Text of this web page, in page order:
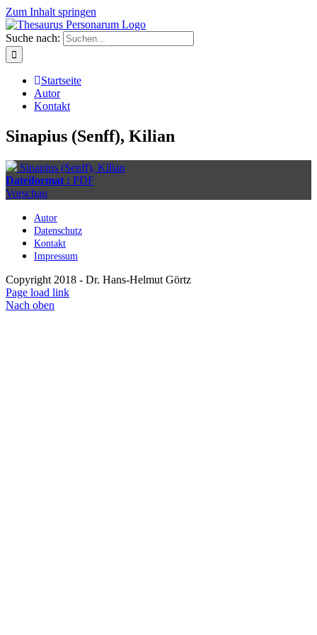
Zum Inhalt springen
Suche nach:
Startseite
Autor
Kontakt
Sinapius (Senff), Kilian
Sinapius (Senff), Kilian
Dateiformat : PDF
Vorschau
Autor
Datenschutz
Kontakt
Impressum
Copyright 2018 - Dr. Hans-Helmut Görtz
Page load link
Nach oben